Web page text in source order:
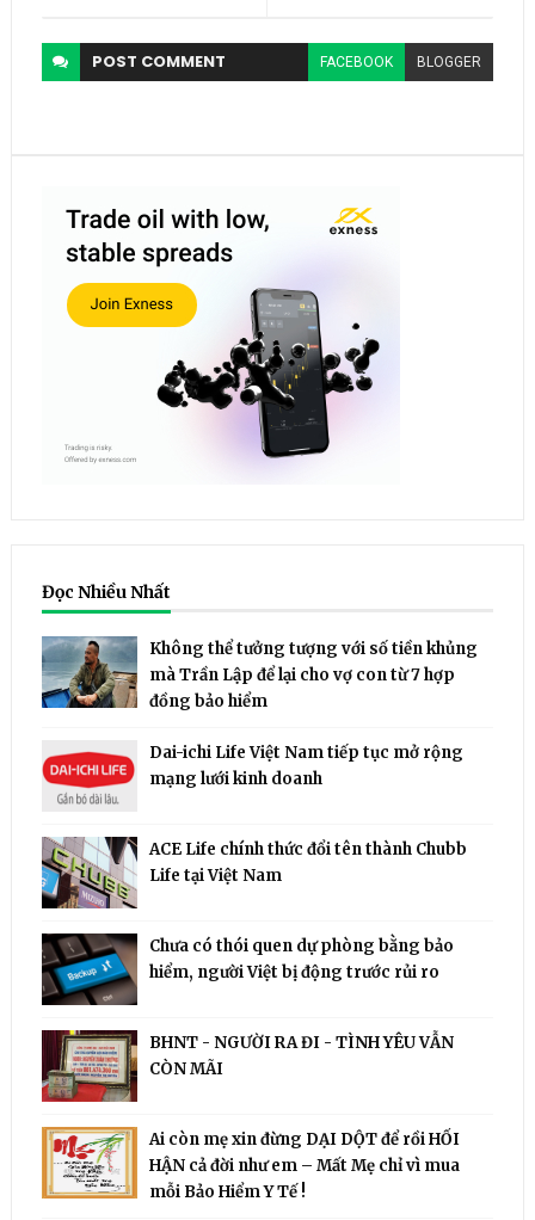
POST COMMENT FACEBOOK BLOGGER
Đọc Nhiều Nhất
Không thể tưởng tượng với số tiền khủng
mà Trần Lập để lại cho vợ con từ 7 hợp
đồng bảo hiểm
Dai-ichi Life Việt Nam tiếp tục mở rộng
mạng lưới kinh doanh
ACE Life chính thức đổi tên thành Chubb
Life tại Việt Nam
Chưa có thói quen dự phòng bằng bảo
hiểm, người Việt bị động trước rủi ro
BHNT - NGƯỜI RA ĐI - TÌNH YÊU VẪN
CÒN MÃI
Ai còn mẹ xin đừng DẠI DỘT để rồi HỐI
HẬN cả đời như em – Mất Mẹ chỉ vì mua
mỗi Bảo Hiểm Y Tế !